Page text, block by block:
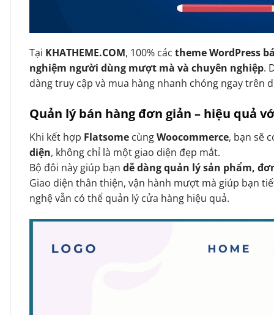
Tại KHATHEME.COM, 100% các theme WordPress
nghiệm người dùng mượt mà và chuyên nghiệp.
dàng truy cập và mua hàng nhanh chóng ngay trên
Quản lý bán hàng đơn giản – hiệu quả
Khi kết hợp Flatsome cùngWoocommerce, bạn sẽ
diện, không chỉ là một giao diện đẹp mắt.
Bộ đôi này giúp bạn dễ dàng quản lý sản phẩm,
Giao diện thân thiện, vận hành mượt mà giúp bạn
nghệ vẫn có thể quản lý cửa hàng hiệu quả.